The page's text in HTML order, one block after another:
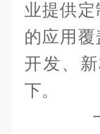
业提供
的应用
开发、
下。
一